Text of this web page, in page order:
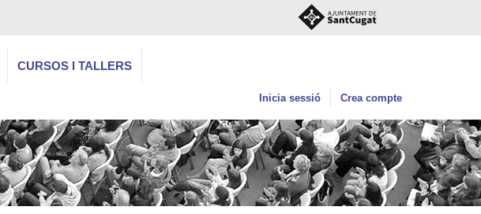
CURSOS I TALLERS
Inicia sessió Crea compte